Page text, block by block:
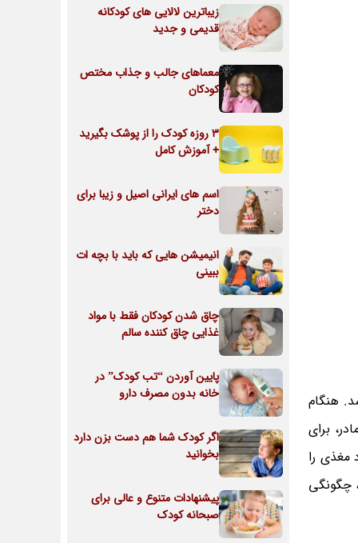
هنگام
مادر، برای
مغذی را
چگونگی
زیباترین لالایی های کودکانه
قدیمی و جدید
معماهای جالب و جذاب مختص
کودکان
3 روزه کودک را از پوشک بگیرید
+ آموزش کامل
اسم های ایرانی اصیل و زیبا برای
دختر
انیمیشن هایی که باید با بچه ات
ببینی
چاق شدن کودکان فقط با مواد
غذایی چاق کننده سالم
پایین آوردن “تب کودک” در
خانه بدون مصرف دارو
اگر کودک شما هم دست بزن دارد
بخوانید
پیشنهادات متنوع و عالی برای
صبحانه کودک